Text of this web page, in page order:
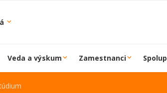
Veda a výskum Zamestnanci